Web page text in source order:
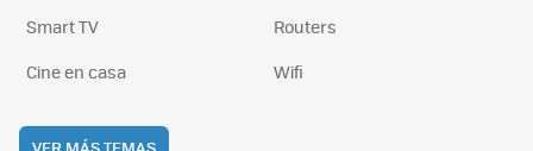
Smart TV
Routers
Cine en casa
Wifi
VER MÁS TEMAS